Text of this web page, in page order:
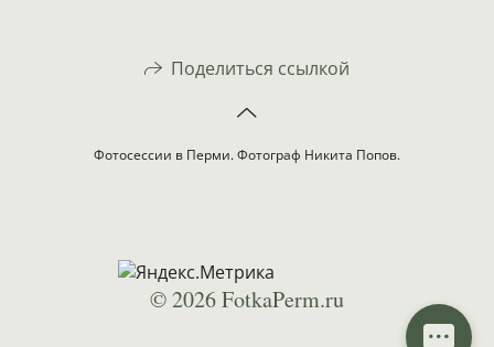
Поделиться ссылкой
Фотосессии в Перми. Фотограф Никита Попов.
© 2026 FotkaPerm.ru